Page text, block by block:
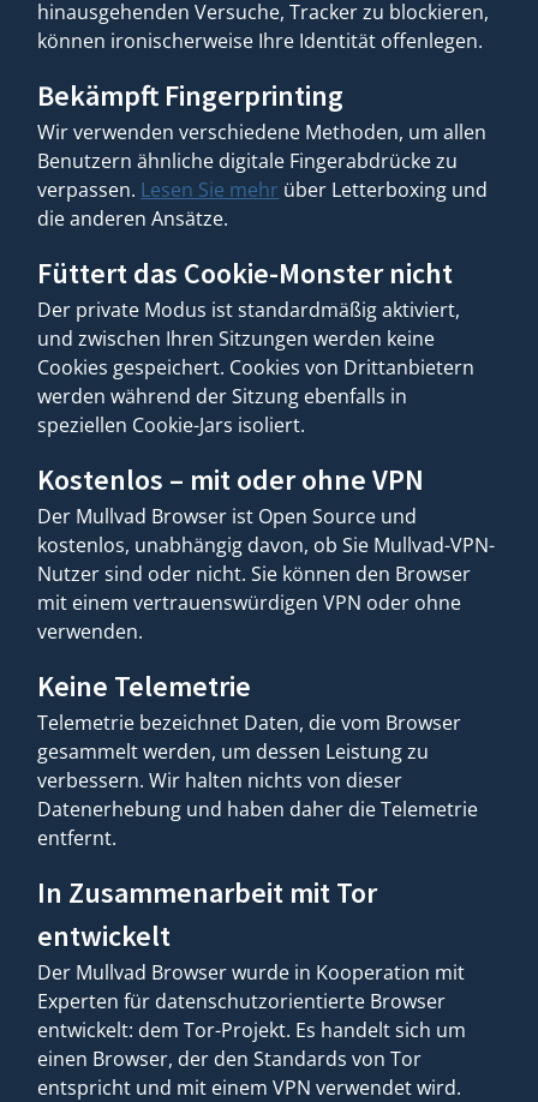
hinausgehenden Versuche, Tracker zu blockieren,
können ironischerweise Ihre Identität offenlegen.
Bekämpft Fingerprinting
Wir verwenden verschiedene Methoden, um allen
Benutzern ähnliche digitale Fingerabdrücke zu
verpassen. Lesen Sie mehr über Letterboxing und
die anderen Ansätze.
Füttert das Cookie-Monster nicht
Der private Modus ist standardmäßig aktiviert,
und zwischen Ihren Sitzungen werden keine
Cookies gespeichert. Cookies von Drittanbietern
werden während der Sitzung ebenfalls in
speziellen Cookie-Jars isoliert.
Kostenlos – mit oder ohne VPN
Der Mullvad Browser ist Open Source und
kostenlos, unabhängig davon, ob Sie Mullvad-VPN-
Nutzer sind oder nicht. Sie können den Browser
mit einem vertrauenswürdigen VPN oder ohne
verwenden.
Keine Telemetrie
Telemetrie bezeichnet Daten, die vom Browser
gesammelt werden, um dessen Leistung zu
verbessern. Wir halten nichts von dieser
Datenerhebung und haben daher die Telemetrie
entfernt.
In Zusammenarbeit mit Tor
entwickelt
Der Mullvad Browser wurde in Kooperation mit
Experten für datenschutzorientierte Browser
entwickelt: dem Tor-Projekt. Es handelt sich um
einen Browser, der den Standards von Tor
entspricht und mit einem VPN verwendet wird.